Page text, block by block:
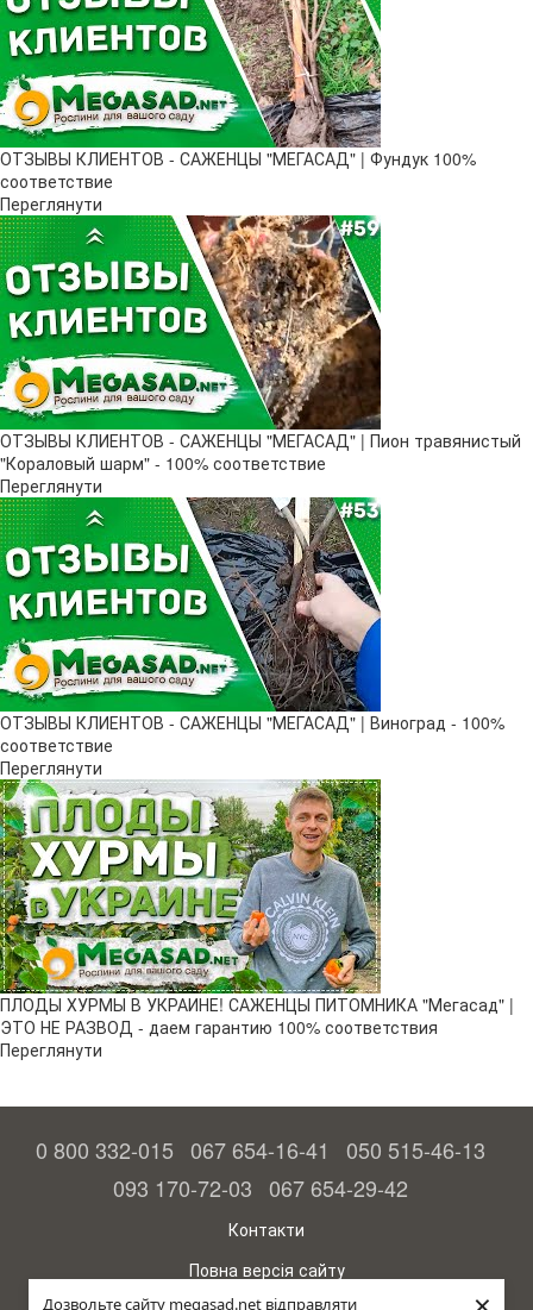
Дозвольте сайту megasad.net відправляти
ОТЗЫВЫ КЛИЕНТОВ - САЖЕНЦЫ "МЕГАСАД" | Фундук 100%
соответствие
Переглянути
ОТЗЫВЫ КЛИЕНТОВ - САЖЕНЦЫ "МЕГАСАД" | Пион травянистый
"Кораловый шарм" - 100% соответствие
Переглянути
ОТЗЫВЫ КЛИЕНТОВ - САЖЕНЦЫ "МЕГАСАД" | Виноград - 100%
соответствие
Переглянути
ПЛОДЫ ХУРМЫ В УКРАИНЕ! САЖЕНЦЫ ПИТОМНИКА "Мегасад" |
ЭТО НЕ РАЗВОД - даем гарантию 100% соответствия
Переглянути
0 800 332-015 067 654-16-41
050 515-46-13
093 170-72-03 067 654-29-42
Контакти
Повна версія сайту